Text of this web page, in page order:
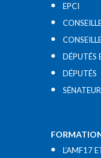
EPCI
DÉPUTÉS
DÉPUTÉS
L’AMF17